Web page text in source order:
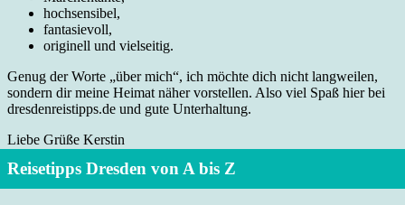
hochsensibel,
fantasievoll,
originell und vielseitig.
Genug der Worte „über mich“, ich möchte dich nicht langweilen,
sondern dir meine Heimat näher vorstellen. Also viel Spaß hier bei
dresdenreistipps.de und gute Unterhaltung.
Liebe Grüße Kerstin
Reisetipps Dresden von A bis Z